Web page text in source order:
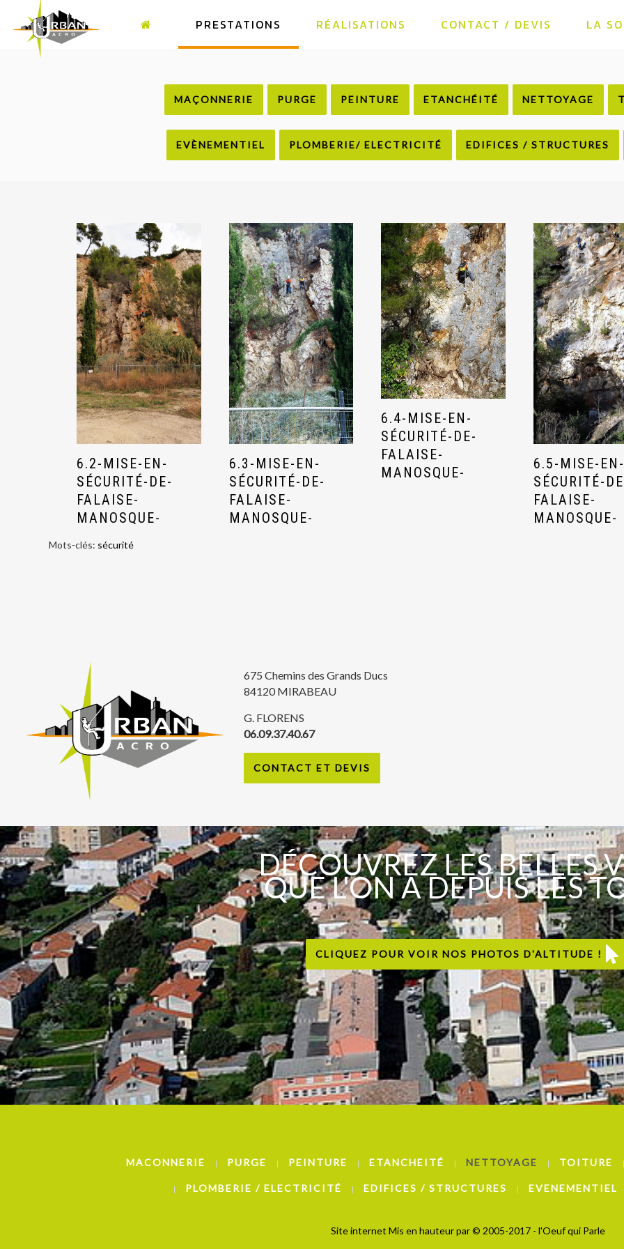
PRESTATIONS RÉALISATIONS CONTACT / DEVIS LA
MAÇONNERIE PURGE PEINTURE ETANCHÉITÉ NETTOYAGE
EVÈNEMENTIEL PLOMBERIE/ ELECTRICITÉ EDIFICES / STRUCTURES
6.2-MISE-EN-
SÉCURITÉ-DE-
FALAISE-
MANOSQUE-
6.3-MISE-EN-
SÉCURITÉ-DE-
FALAISE-
MANOSQUE-
6.4-MISE-EN-
SÉCURITÉ-DE-
FALAISE-
MANOSQUE-
6.5-MISE-EN-
SÉCURITÉ-
FALAISE-
MANOSQUE-
Mots-clés: sécurité
675 Chemins des Grands Ducs
84120 MIRABEAU
G. FLORENS
06.09.37.40.67
CONTACT ET DEVIS
DÉCOUVREZ LES BELLES
QUE L'ON A DEPUIS LES
CLIQUEZ POUR VOIR NOS PHOTOS D'ALTITUDE !
MACONNERIE PURGE PEINTURE ETANCHEITÉ NETTOYAGE TOITURE
PLOMBERIE / ELECTRICITÉ EDIFICES / STRUCTURES EVENEMENTIEL
Site internet Mis en hauteur par© 2005-2017 - l'Oeuf qui Parle